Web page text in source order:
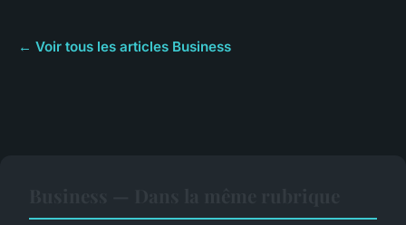
← Voir tous les articles Business